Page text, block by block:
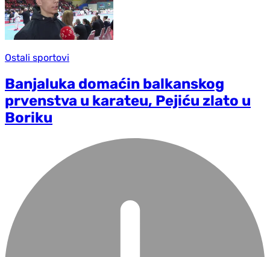
Ostali sportovi
Banjaluka domaćin balkanskog
prvenstva u karateu, Pejiću zlato u
Boriku